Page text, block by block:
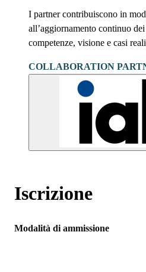
I partner contribuiscono in
all’aggiornamento continuo
competenze, visione e casi
COLLABORATION
Iscrizione
Modalità di ammissione